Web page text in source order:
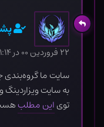
۲۲ فروردین ۰۰ در ۱:۱۴ ق٫ظ
سایت ما گروه‌بندی
به سایت
تویاین مطلب